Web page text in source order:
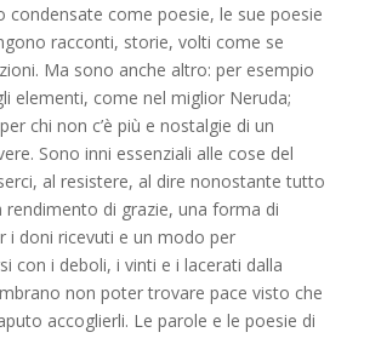
condensate come poesie, le sue poesie
racconti, storie, volti come se
Ma sono anche altro: per esempio
elementi, come nel miglior Neruda;
chi non c’è più e nostalgie di un
Sono inni essenziali alle cose del
al resistere, al dire nonostante tutto
rendimento di grazie, una forma di
i doni ricevuti e un modo per
con i deboli, i vinti e i lacerati dalla
non poter trovare pace visto che
accoglierli. Le parole e le poesie di